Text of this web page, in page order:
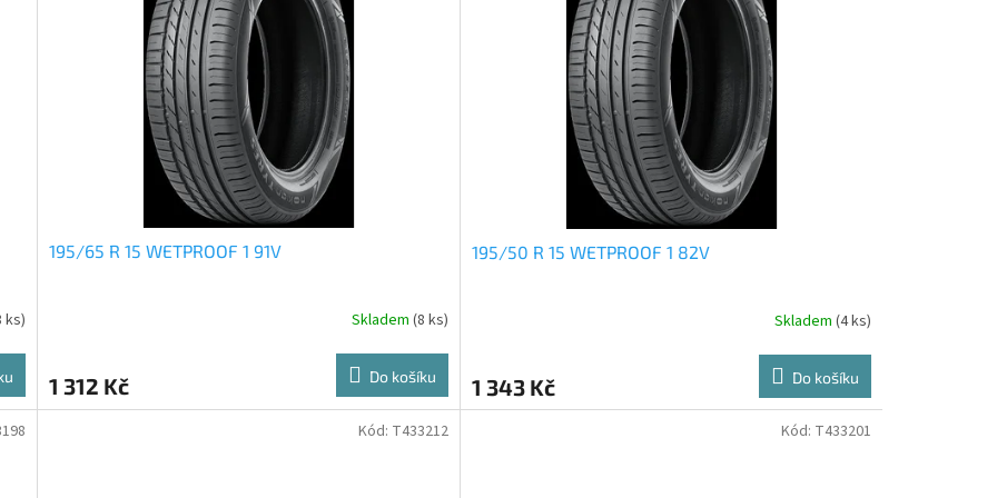
ks)
195/65 R 15 WETPROOF 1 91V
Skladem (8 ks)
1 312 Kč Do košíku
195/50 R 15 WETPROOF 1 82V
Skladem (4 ks)
1 343 Kč Do košíku
Kód: T433212 Kód: T433201